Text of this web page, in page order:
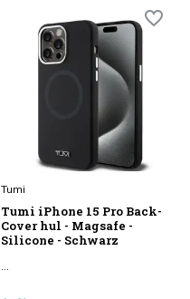
Tumi
Tumi iPhone 15 Pro Back-
Cover hul - Magsafe -
Silicone - Schwarz